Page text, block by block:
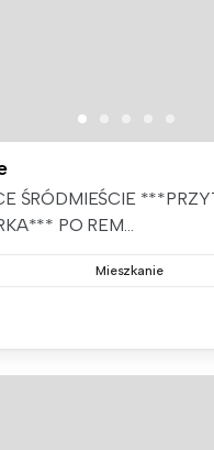
ŚRÓDMIEŚCIE
PO REM...
Mieszkanie